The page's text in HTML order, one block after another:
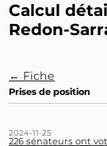
Calcul
Redon-
← Fiche
Prises de position
2024-11-25
226 sénateurs ont